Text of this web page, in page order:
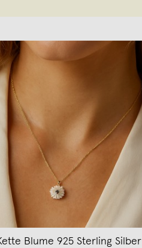
Blume 925 Sterling Silber